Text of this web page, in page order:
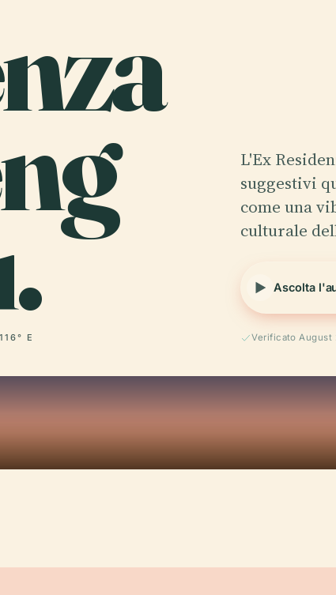
E
L'Ex
suggestivi
come una
culturale
Ascolta
Verificato August